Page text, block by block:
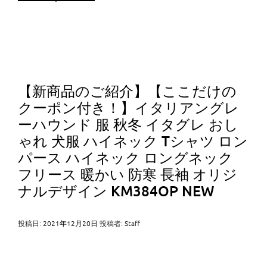
【新商品のご紹介】【ここだけの
クーポン付き！】イタリアングレ
ーハウンド 服 秋冬 イタグレ おし
ゃれ 犬服 ハイネック Tシャツ ロン
パース ハイネック ロングネック
フリース 暖かい 防寒 長袖 オリジ
ナルデザイン KM384OP NEW
投稿日: 2021年12月20日 投稿者: Staff